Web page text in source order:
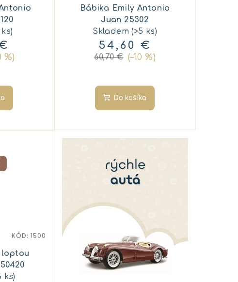
ks)
%)
Bábika Emily Antonio
Juan 25302
Skladem(>5 ks)
54,60 €
60,70 € (–10 %)
Do košíka
loptou
ks)
KÓD:1500